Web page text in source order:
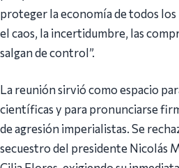
proteger la economía de todos
el caos, la incertidumbre, las
salgan de control”.
La reunión sirvió como espacio
científicas y para pronunciarse
de agresión imperialistas. Se
secuestro del presidente Nicolás